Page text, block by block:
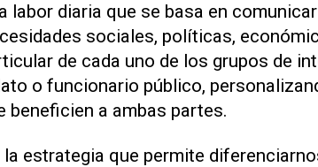
labor diaria que se basa en comunicar
sociales, políticas,
de cada uno de los grupos de
o funcionario público,
beneficien a ambas partes.
la estrategia que permite